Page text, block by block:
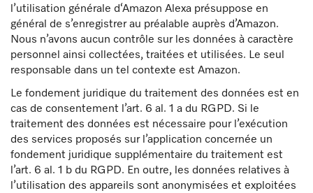
l’utilisation générale d‘Amazon Alexa présuppose en
général de s’enregistrer au préalable auprès d’Amazon.
Nous n’avons aucun contrôle sur les données à caractère
personnel ainsi collectées, traitées et utilisées. Le seul
responsable dans un tel contexte est Amazon.
Le fondement juridique du traitement des données est en
cas de consentement l’art. 6 al. 1 a du RGPD. Si le
traitement des données est nécessaire pour l’exécution
des services proposés sur l’application concernée un
fondement juridique supplémentaire du traitement est
l’art. 6 al. 1 b du RGPD. En outre, les données relatives à
l’utilisation des appareils sont anonymisées et exploitées